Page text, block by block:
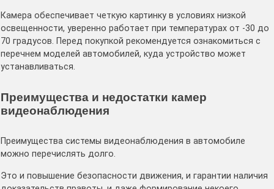
Камера обеспечивает четкую картинку в условиях низкой
освещенности, уверенно работает при температурах от -30 до
70 градусов. Перед покупкой рекомендуется ознакомиться с
перечнем моделей автомобилей, куда устройство может
устанавливаться.
Преимущества и недостатки камер
видеонаблюдения
Преимущества системы видеонаблюдения в автомобиле
можно перечислять долго.
Это и повышение безопасности движения, и гарантии наличия